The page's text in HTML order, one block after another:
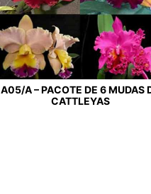
A05/A – PACOTE DE 6 MUDAS
CATTLEYAS